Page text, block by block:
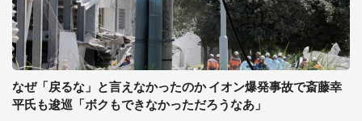
なぜ「戻るな」と言えなかったのか イオン爆発事故で斎藤幸
平氏も逡巡「ボクもできなかっただろうなあ」